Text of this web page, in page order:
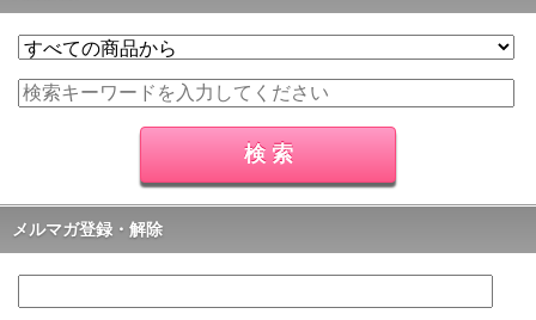
メルマガ登録・解除